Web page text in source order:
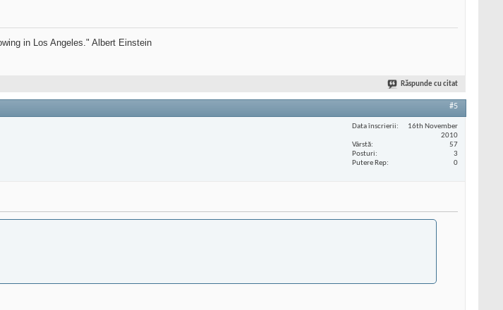
in Los Angeles." Albert Einstein
Răspunde cu citat
#5
Data înscrierii
16th November
2010
Vârstă
57
Posturi
3
Putere Rep
0